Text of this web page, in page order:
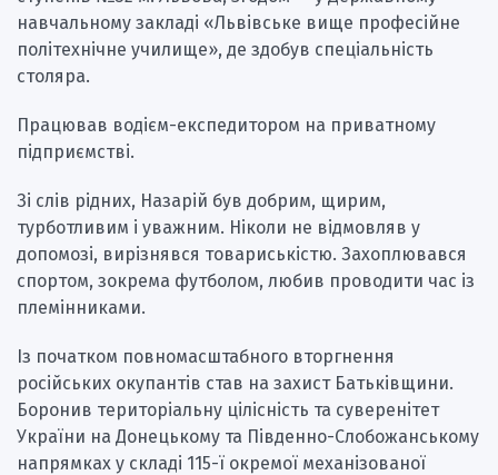
навчальному закладі «Львівське вище професійне
політехнічне училище», де здобув спеціальність
столяра.
Працював водієм-експедитором на приватному
підприємстві.
Зі слів рідних, Назарій був добрим, щирим,
турботливим і уважним. Ніколи не відмовляв у
допомозі, вирізнявся товариськістю. Захоплювався
спортом, зокрема футболом, любив проводити час із
племінниками.
Із початком повномасштабного вторгнення
російських окупантів став на захист Батьківщини.
Боронив територіальну цілісність та суверенітет
України на Донецькому та Південно-Слобожанському
напрямках у складі 115-ї окремої механізованої